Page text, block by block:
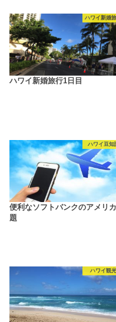
ハワイ新婚
ハワイ新婚旅行1日目
ハワイ豆知
便利なソフトバンクのアメリ
題
ハワイ観光